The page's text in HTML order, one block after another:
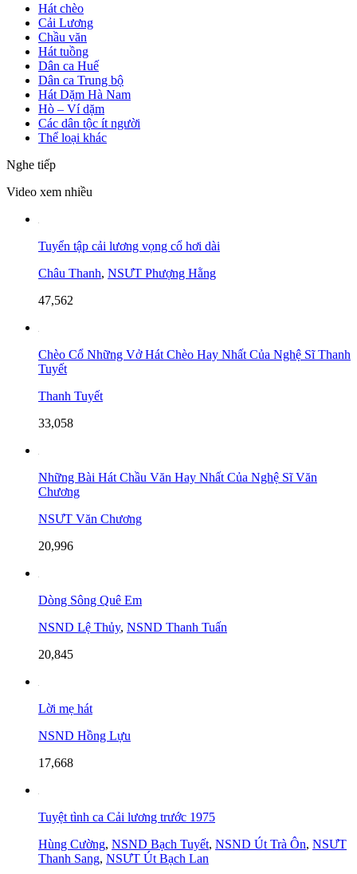
Hát chèo
Cải Lương
Chầu văn
Hát tuồng
Dân ca Huế
Dân ca Trung bộ
Hát Dặm Hà Nam
Hò – Ví dặm
Các dân tộc ít người
Thể loại khác
Nghe tiếp
Video xem nhiều
Tuyển tập cải lương vọng cổ hơi dài
Châu Thanh, NSƯT Phượng Hằng
47,562
Chèo Cổ Những Vở Hát Chèo Hay Nhất Của Nghệ Sĩ Thanh
Tuyết
Thanh Tuyết
33,058
Những Bài Hát Chầu Văn Hay Nhất Của Nghệ Sĩ Văn
Chương
NSƯT Văn Chương
20,996
Dòng Sông Quê Em
NSND Lệ Thủy, NSND Thanh Tuấn
20,845
Lời mẹ hát
NSND Hồng Lựu
17,668
Tuyệt tình ca Cải lương trước 1975
Hùng Cường, NSND Bạch Tuyết, NSND Út Trà Ôn, NSƯT
Thanh Sang, NSƯT Út Bạch Lan